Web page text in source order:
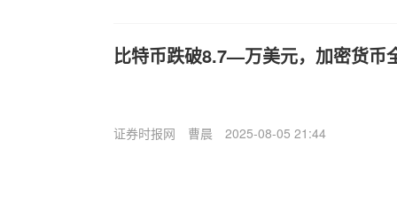
比特币跌破8.7—万美元，加密货币
证券时报网 曹晨 2025-08-05 21:44